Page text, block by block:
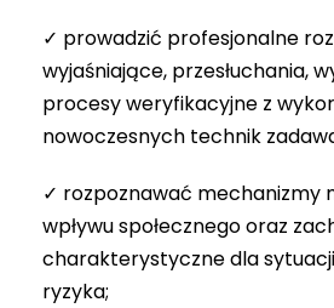
✓ prowadzić profesjonalne
wyjaśniające, przesłuchania,
procesy weryfikacyjne z
nowoczesnych technik
✓ rozpoznawać mechanizmy
wpływu społecznego oraz
charakterystyczne dla
ryzyka;